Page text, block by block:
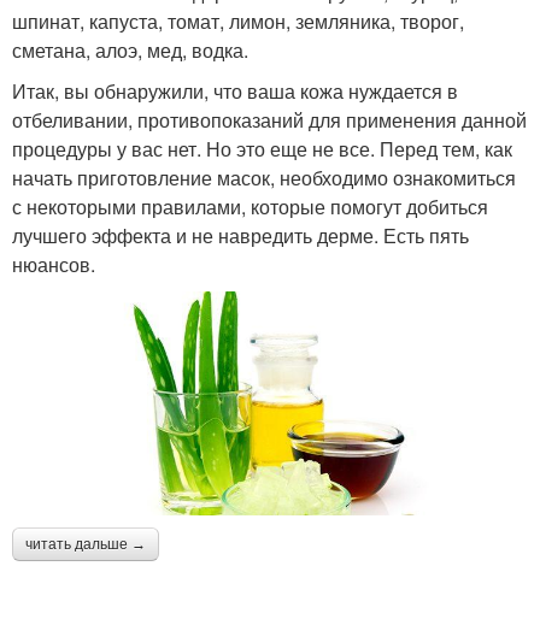
шпинат, капуста, томат, лимон, земляника, творог,
сметана, алоэ, мед, водка.
Итак, вы обнаружили, что ваша кожа нуждается в
отбеливании, противопоказаний для применения данной
процедуры у вас нет. Но это еще не все. Перед тем, как
начать приготовление масок, необходимо ознакомиться
с некоторыми правилами, которые помогут добиться
лучшего эффекта и не навредить дерме. Есть пять
нюансов.
читать дальше →